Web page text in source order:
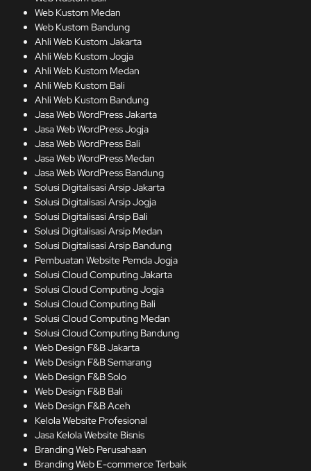
Web Kustom Medan
Web Kustom Bandung
Ahli Web Kustom Jakarta
Ahli Web Kustom Jogja
Ahli Web Kustom Medan
Ahli Web Kustom Bali
Ahli Web Kustom Bandung
Jasa Web WordPress Jakarta
Jasa Web WordPress Jogja
Jasa Web WordPress Bali
Jasa Web WordPress Medan
Jasa Web WordPress Bandung
Solusi Digitalisasi Arsip Jakarta
Solusi Digitalisasi Arsip Jogja
Solusi Digitalisasi Arsip Bali
Solusi Digitalisasi Arsip Medan
Solusi Digitalisasi Arsip Bandung
Pembuatan Website Pemda Jogja
Solusi Cloud Computing Jakarta
Solusi Cloud Computing Jogja
Solusi Cloud Computing Bali
Solusi Cloud Computing Medan
Solusi Cloud Computing Bandung
Web Design F&B Jakarta
Web Design F&B Semarang
Web Design F&B Solo
Web Design F&B Bali
Web Design F&B Aceh
Kelola Website Profesional
Jasa Kelola Website Bisnis
Branding Web Perusahaan
Branding Web E-commerce Terbaik